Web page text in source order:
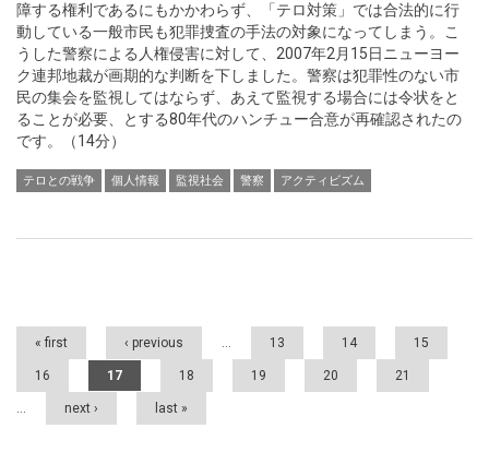
障する権利であるにもかかわらず、「テロ対策」では合法的に行
動している一般市民も犯罪捜査の手法の対象になってしまう。こ
うした警察による人権侵害に対して、2007年2月15日ニューヨー
ク連邦地裁が画期的な判断を下しました。警察は犯罪性のない市
民の集会を監視してはならず、あえて監視する場合には令状をと
ることが必要、とする80年代のハンチュー合意が再確認されたの
です。（14分）
テロとの戦争 個人情報 監視社会 警察 アクティビズム
Pages
« first ‹ previous … 13 14 15
16 17 18 19 20 21
… next › last »